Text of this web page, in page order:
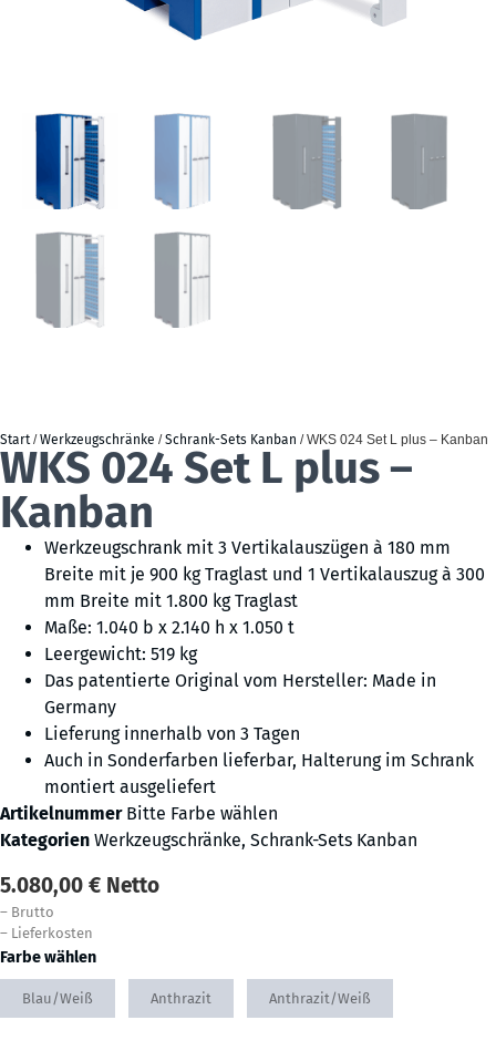
Start/Werkzeugschränke /Schrank-Sets Kanban / WKS 024 Set L plus – Kanban
WKS 024 Set L plus –
Kanban
Werkzeugschrank mit 3 Vertikalauszügen à 180 mm
Breite mit je 900 kg Traglast und 1 Vertikalauszug à 300
mm Breite mit 1.800 kg Traglast
Maße: 1.040 b x 2.140 h x 1.050 t
Leergewicht: 519 kg
Das patentierte Original vom Hersteller: Made in
Germany
Lieferung innerhalb von 3 Tagen
Auch in Sonderfarben lieferbar, Halterung im Schrank
montiert ausgeliefert
Artikelnummer Bitte Farbe wählen
Kategorien Werkzeugschränke, Schrank-Sets Kanban
5.080,00 € Netto
– Brutto
– Lieferkosten
Farbe wählen
Blau/Weiß Anthrazit Anthrazit/Weiß